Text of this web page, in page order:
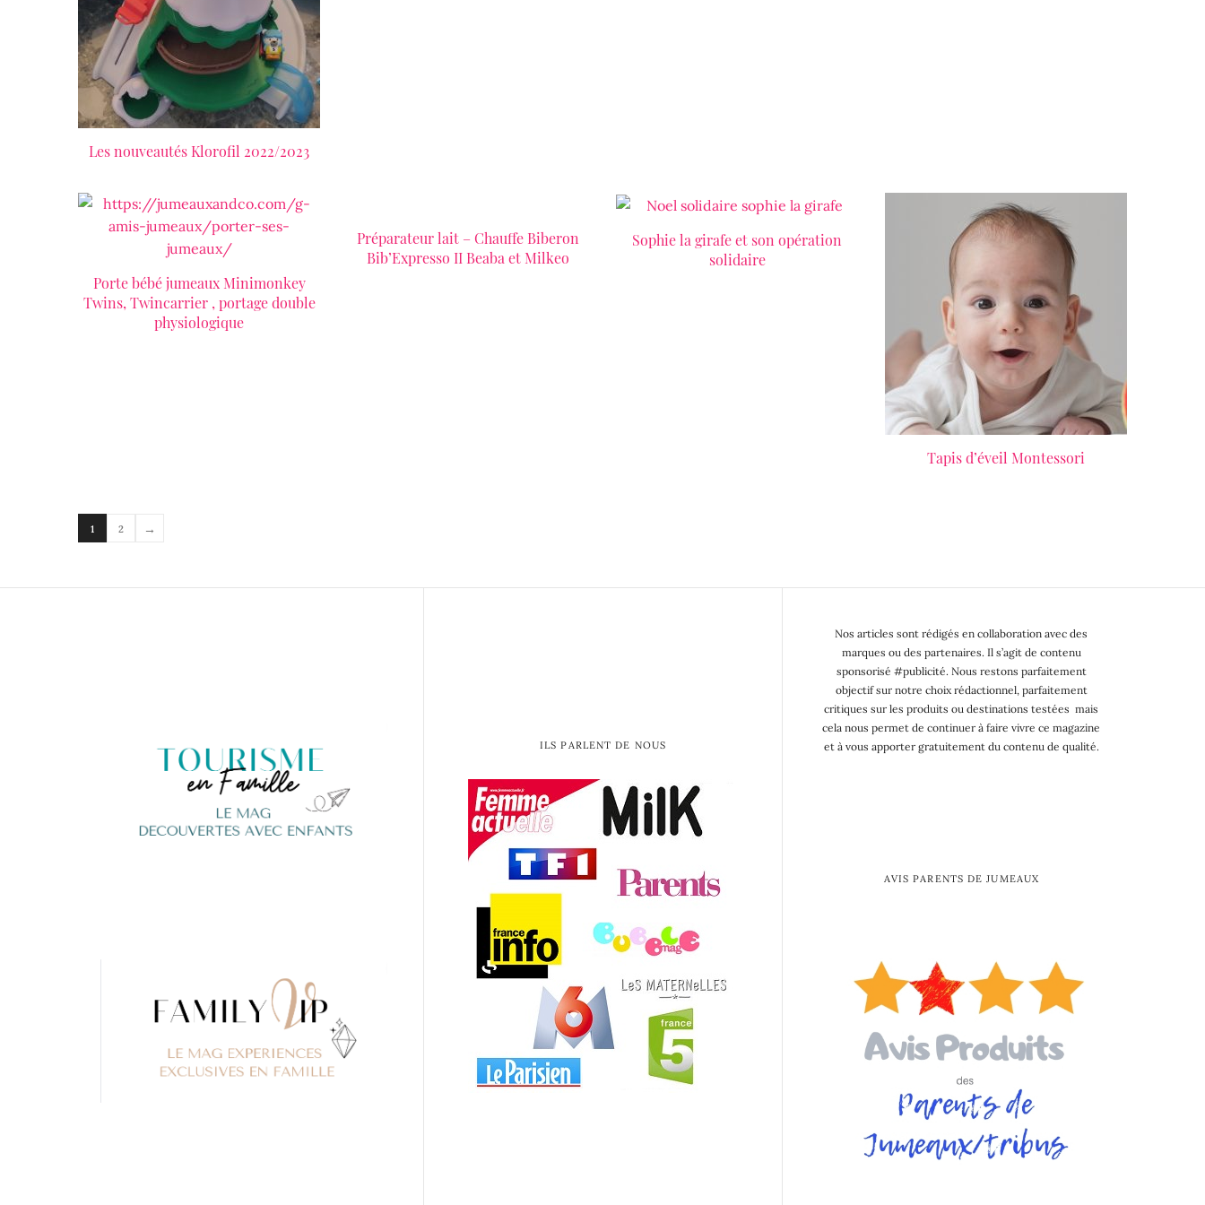
LIRE LA SUITE
Les nouveautés Klorofil 2022/2023
LIRE LA SUITE
Porte bébé jumeaux Minimonkey
Twins, Twincarrier , portage double
physiologique
LIRE LA SUITE
Préparateur lait – Chauffe Biberon
Bib’Expresso II Beaba et Milkeo
LIRE LA SUITE
Sophie la girafe et son opération
solidaire
LIRE LA SUITE
Tapis d’éveil Montessori
1 2 →
ILS PARLENT DE NOUS
Nos articles sont rédigés en collaboration avec des
marques ou des partenaires. Il s’agit de contenu
sponsorisé #publicité. Nous restons parfaitement
objectif sur notre choix rédactionnel, parfaitement
critiques sur les produits ou destinations testées mais
cela nous permet de continuer à faire vivre ce magazine
et à vous apporter gratuitement du contenu de qualité.
AVIS PARENTS DE JUMEAUX